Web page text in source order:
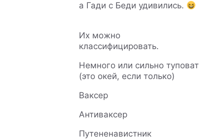
a Гади с Беди удивились.
Их можно
классифицировать.
Немного или сильно туповат
(это окей, если только)
Ваксер
Антиваксер
Путененавистник